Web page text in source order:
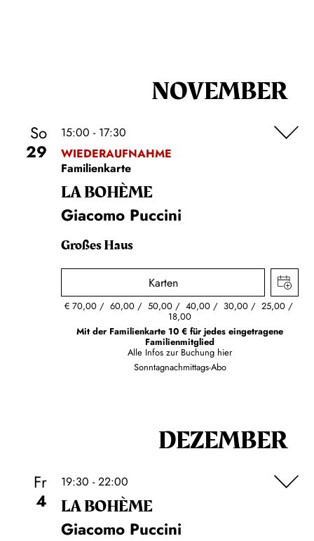
NOVEMBER
So
29
15:00 - 17:30
WIEDERAUFNAHME
Familienkarte
LA BOHÈME
Giacomo Puccini
Großes Haus
Karten
€ 70,00 60,00 50,00 40,00 30,00 25,00
18,00
Mit der Familienkarte 10 € für jedes eingetragene
Familienmitglied
Alle Infos zur Buchung hier
Sonntagnachmittags-Abo
DEZEMBER
Fr
4
19:30 - 22:00
LA BOHÈME
Giacomo Puccini